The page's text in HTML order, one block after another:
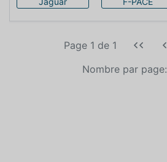
Nombre par page:
Page 1 de 1